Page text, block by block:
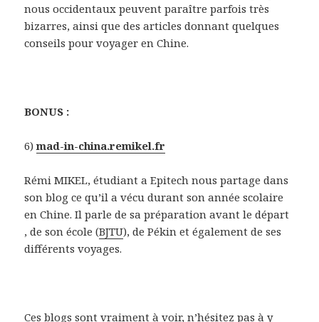
nous occidentaux peuvent paraître parfois très
bizarres, ainsi que des articles donnant quelques
conseils pour voyager en Chine.
BONUS :
6)mad-in-china.remikel.fr
Rémi MIKEL, étudiant a Epitech nous partage dans
son blog ce qu’il a vécu durant son année scolaire
en Chine. Il parle de sa préparation avant le départ
, de son école (BJTU), de Pékin et également de ses
différents voyages.
Ces blogs sont vraiment à voir, n’hésitez pas à y